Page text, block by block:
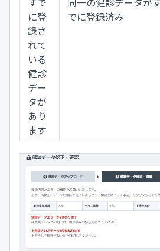
に登
録さ
れて
いる
健診
デー
タが
あり
ます
でに登録済み